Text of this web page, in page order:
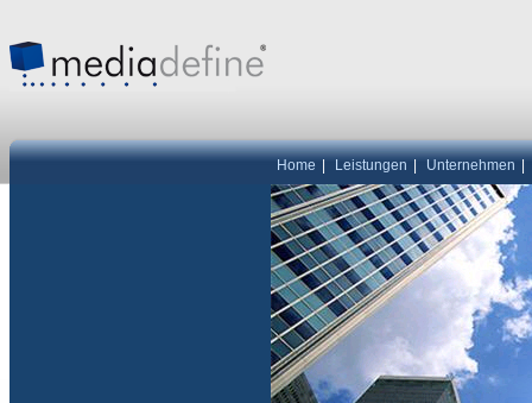
Home Leistungen Unternehmen